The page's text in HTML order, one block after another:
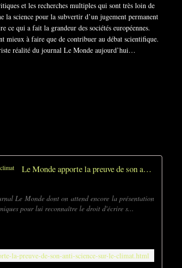
et les recherches multiples qui sont très loin de
la science pour la subvertir d’un jugement permanent
ce qui a fait la grandeur des sociétés européennes.
mieux à faire que de contribuer au débat scientifique.
réalité du journal Le Monde aujourd’hui…
Le Monde apporte la preuve de son anti-science sur le climat
Le Monde dont on attend encore la présentation
pour lui reconnaître le droit d'écrire s...
la-preuve-de-son-anti-science-sur-le-climat.html